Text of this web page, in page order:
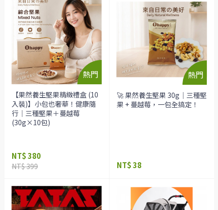
【果然養生堅果精緻禮盒 (10
入裝)】小包也奢華！健康隨
行｜三種堅果＋蔓越莓
(30g×10包)
NT$ 380
NT$ 399
🚀 果然養生堅果 30g｜三種堅
果 + 蔓越莓，一包全搞定！
NT$ 38